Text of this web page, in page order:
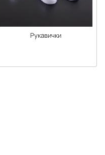
Рукавички